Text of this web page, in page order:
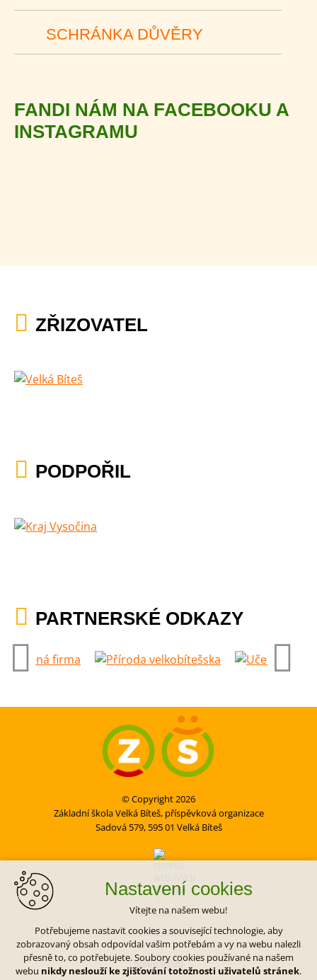
SCHRÁNKA DŮVĚRY
FANDI NÁM NA FACEBOOKU A
INSTAGRAMU
ZŘIZOVATEL
PODPOŘIL
PARTNERSKÉ ODKAZY
© Copyright 2026
Základní škola Velká Bíteš, příspěvková organizace
Sadová 579, 595 01 Velká Bíteš
VYTVOŘIL XART.CZ
Mapa webu
Nastavení cookies
Vítejte na našem webu!
Potřebujeme nastavit cookies a související technologie, aby
zobrazovaný obsah odpovídal vašim potřebám a vy na webu nalezli
přesně to, co potřebujete. Soubory cookies používané na našem
webu nikdy neslouží ke zjišťování totožnosti uživatelů stránek.